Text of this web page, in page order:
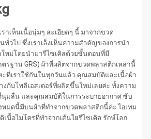
ราเห็นเนื้อนุ่มๆ ละเอียดๆ นี้ มาจากขวด
ทั่วไป ซึ่งเราเล็งเห็นความสำคัญของการนำ
หม่โดยนำมารีไซเคิลด้วยขั้นตอนที่มี
รฐาน GRS) ผ้าที่ผลิตจากขวดพลาสติกเหล่านี้
ที่เราใช้กันในทุกวันแล้ว คุณสมบัติและเนื้อผ้า
กับโพลีเอสเตอร์ที่ผลิตขึ้นใหม่เลยค่ะ ทั้งความ
นุ่มลื่น และคุณสมบัติในการระบายอากาศ ซับ
หมดนี้มีบนผ้าที่ทำจากขวดพลาสติกนี้ค่ะ ไอเทม
เนื้อไมโครที่ทำจากเส้นใยรีไซเคิล รักษ์โลก